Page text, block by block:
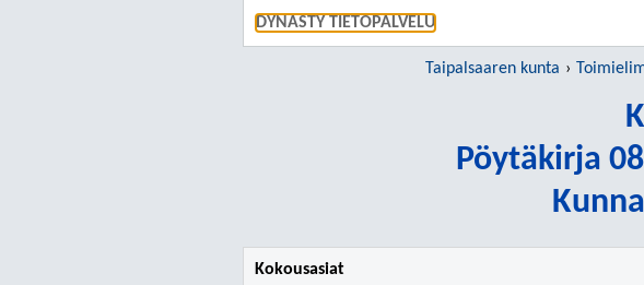
DYNASTY TIETOPALVELU
Taipalsaaren kunta
Pöytäkirja
Kokousasiat